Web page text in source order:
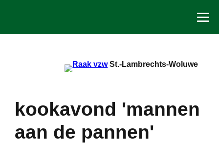
St.-Lambrechts-Woluwe
kookavond 'mannen
aan de pannen'